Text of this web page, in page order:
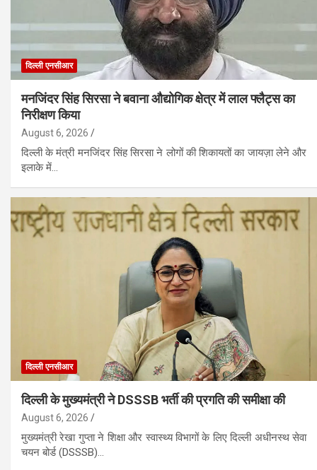
दिल्ली एनसीआर
मनजिंदर सिंह सिरसा ने बवाना औद्योगिक क्षेत्र में लाल फ्लैट्स का
निरीक्षण किया
August 6, 2026
दिल्ली के मंत्री मनजिंदर सिंह सिरसा ने लोगों की शिकायतों का जायज़ा लेने और
इलाके में…
दिल्ली एनसीआर
दिल्ली के मुख्यमंत्री ने DSSSB भर्ती की प्रगति की समीक्षा की
August 6, 2026
मुख्यमंत्री रेखा गुप्ता ने शिक्षा और स्वास्थ्य विभागों के लिए दिल्ली अधीनस्थ सेवा
चयन बोर्ड (DSSSB)…